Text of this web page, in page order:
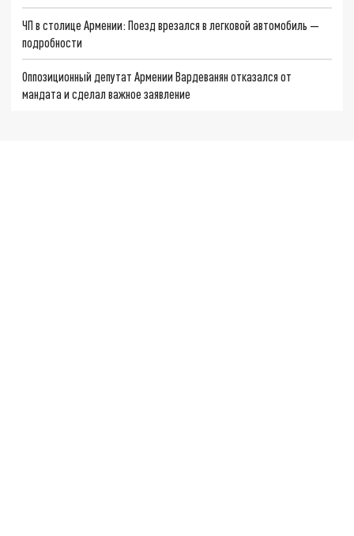
ЧП в столице Армении: Поезд врезался в легковой автомобиль —
подробности
Оппозиционный депутат Армении Вардеванян отказался от
мандата и сделал важное заявление